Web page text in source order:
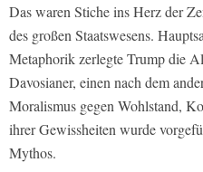
Das waren Stiche ins Herz der
des großen Staatswesens.
Metaphorik zerlegte Trump die
Davosianer, einen nach dem
Moralismus gegen Wohlstand,
ihrer Gewissheiten wurde
Mythos.